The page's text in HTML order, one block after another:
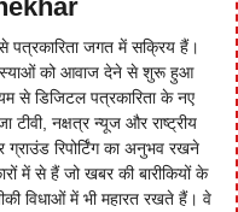
जगत में सक्रिय हैं।
को आवाज देने से शुरू हुआ
डिजिटल पत्रकारिता के नए
टीवी, नक्षत्र न्यूज और राष्ट्रीय
रिपोर्टिंग का अनुभव रखने
में से हैं जो खबर की बारीकियों के
विधाओं में भी महारत रखते हैं। वे